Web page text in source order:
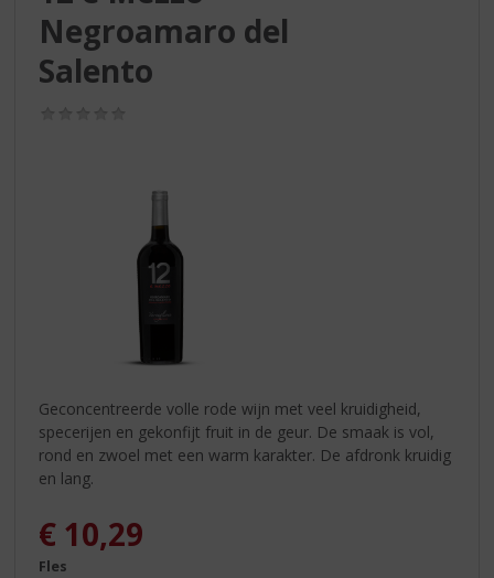
Negroamaro del
Salento
Geconcentreerde volle rode wijn met veel kruidigheid,
specerijen en gekonfijt fruit in de geur. De smaak is vol,
rond en zwoel met een warm karakter. De afdronk kruidig
en lang.
€ 10,29
Fles